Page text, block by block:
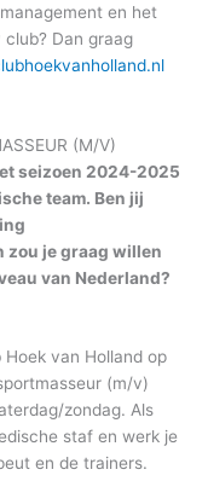
en het
Dan graag
(M/V)
seizoen 2024-2025
team. Ben jij
zou je graag willen
van Nederland?
van Holland op
(m/v)
zondag. Als
staf en werk je
en de trainers.